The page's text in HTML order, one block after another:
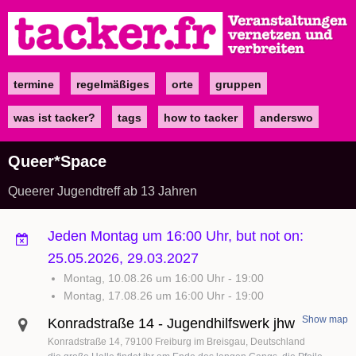
zum
Inhalt
Maintermine regelmäßiges orte gruppen
was ist tacker? tags how to tacker anderswo
Queer*Space
Queerer Jugendtreff ab 13 Jahren
Jeden Montag um 16:00 Uhr, but not on:
25.05.2026, 29.03.2027
Montag, 10.08.26 um 16:00 Uhr - 19:00
Montag, 17.08.26 um 16:00 Uhr - 19:00
Konradstraße 14 - Jugendhilfswerk jhw
Konradstraße 14 79100 Freiburg im Breisgau Deutschland
Show map